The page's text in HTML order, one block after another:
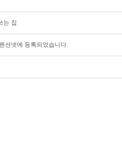
는 집
션넷에 등록되었습니다.